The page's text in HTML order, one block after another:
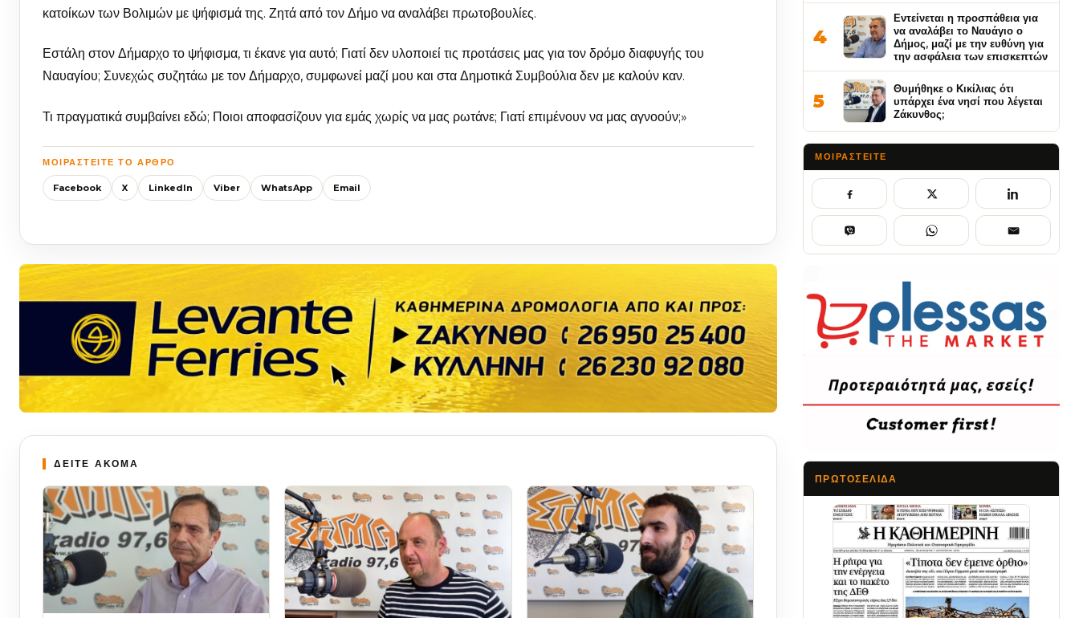
κατοίκων των Βολιμών με ψήφισμά της. Ζητά από τον Δήμο να αναλάβει πρωτοβουλίες.
Εστάλη στον Δήμαρχο το ψήφισμα, τι έκανε για αυτό; Γιατί δεν υλοποιεί τις προτάσεις μας για τον δρόμο διαφυγής του
Ναυαγίου; Συνεχώς συζητάω με τον Δήμαρχο, συμφωνεί μαζί μου και στα Δημοτικά Συμβούλια δεν με καλούν καν.
Τι πραγματικά συμβαίνει εδώ; Ποιοι αποφασίζουν για εμάς χωρίς να μας ρωτάνε; Γιατί επιμένουν να μας αγνοούν;»
ΜΟΙΡΑΣΤΕΊΤΕ ΤΟ ΆΡΘΡΟ
Facebook X LinkedIn Viber WhatsApp Email
ΔΕΙΤΕ ΑΚΟΜΑ
4
Εντείνεται η προσπάθεια για
να αναλάβει το Ναυάγιο ο
Δήμος, μαζί με την ευθύνη για
την ασφάλεια των επισκεπτών
5
Θυμήθηκε ο Κικίλιας ότι
υπάρχει ένα νησί που λέγεται
Ζάκυνθος;
ΜΟΙΡΑΣΤΕΊΤΕ
ΠΡΩΤΟΣΈΛΙΔΑ